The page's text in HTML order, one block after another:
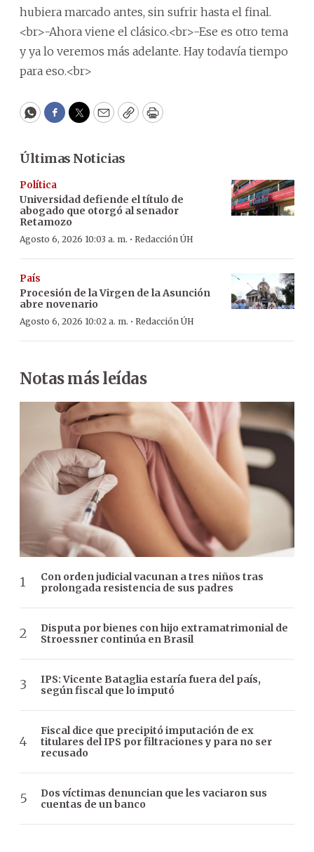
hubiera marcado antes, sin sufrir hasta el final.
<br>-Ahora viene el clásico.<br>-Ese es otro tema
y ya lo veremos más adelante. Hay todavía tiempo
para eso.<br>
WhatsApp
Facebook
Twitter
EmailCopyPrint
Últimas Noticias
Política
Universidad defiende el título de
abogado que otorgó al senador
Retamozo
Agosto 6, 2026 10:03 a. m. · Redacción ÚH
País
Procesión de la Virgen de la Asunción
abre novenario
Agosto 6, 2026 10:02 a. m. · Redacción ÚH
Notas más leídas
Con orden judicial vacunan a tres niños tras
prolongada resistencia de sus padres
Disputa por bienes con hijo extramatrimonial de
Stroessner continúa en Brasil
IPS: Vicente Bataglia estaría fuera del país,
según fiscal que lo imputó
Fiscal dice que precipitó imputación de ex
titulares del IPS por filtraciones y para no ser
recusado
Dos víctimas denuncian que les vaciaron sus
cuentas de un banco